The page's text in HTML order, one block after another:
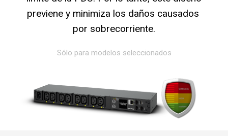
previene y minimiza los daños causados ​​
por sobrecorriente.
Sólo para modelos seleccionados